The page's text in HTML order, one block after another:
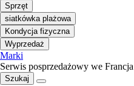
Sprzęt
siatkówka plażowa
Kondycja fizyczna
Wyprzedaż
Marki
Serwis posprzedażowy we Francja
Szukaj